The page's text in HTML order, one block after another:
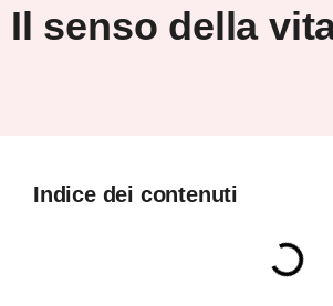
Il senso della
Indice dei contenuti